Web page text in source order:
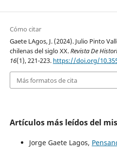
Cómo citar
Gaete LAgos, J. (2024). Julio Pinto
chilenas del siglo XX.Revista De
16(1), 221-223. https://doi.org/
Más formatos de cita
Artículos más leídos del
Jorge Gaete Lagos,